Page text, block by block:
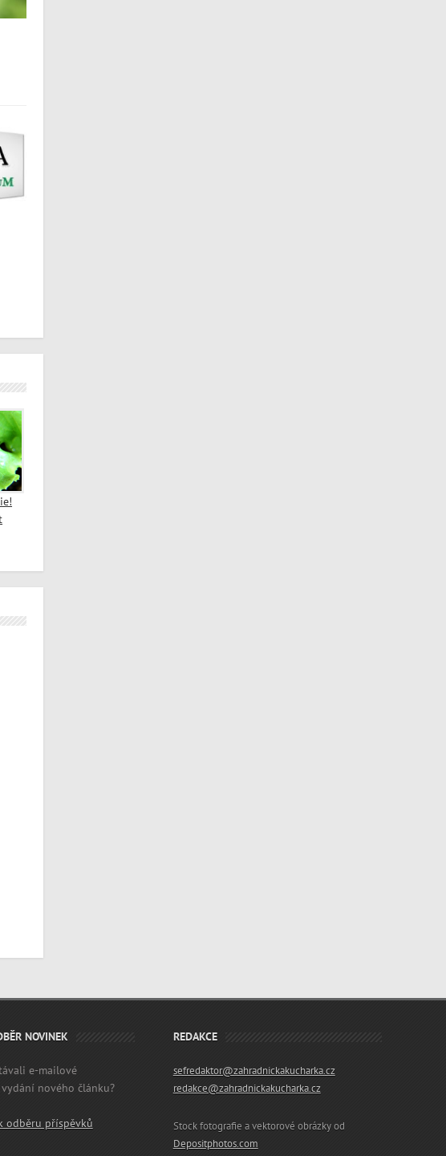
NOVINEK
e-mailové
nového článku?
odběru příspěvků
REDAKCE
sefredaktor@zahradnickakucharka.cz
redakce@zahradnickakucharka.cz
Stock fotografie a vektorové obrázky od
Depositphotos.com